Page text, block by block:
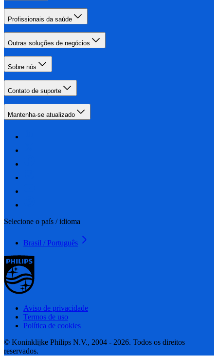
Profissionais da saúde
Outras soluções de negócios
Sobre nós
Contato de suporte
Mantenha-se atualizado
Selecione o país / idioma
Brasil / Português
Aviso de privacidade
Termos de uso
Política de cookies
© Koninklijke Philips N.V., 2004 - 2026. Todos os direitos
reservados.